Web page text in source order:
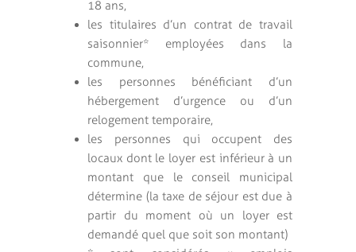
18 ans,
les titulaires d’un contrat de travail
saisonnier* employées dans la
commune,
les personnes bénéficiant d’un
hébergement d’urgence ou d’un
relogement temporaire,
les personnes qui occupent des
locaux dont le loyer est inférieur à un
montant que le conseil municipal
détermine (la taxe de séjour est due à
partir du moment où un loyer est
demandé quel que soit son montant)